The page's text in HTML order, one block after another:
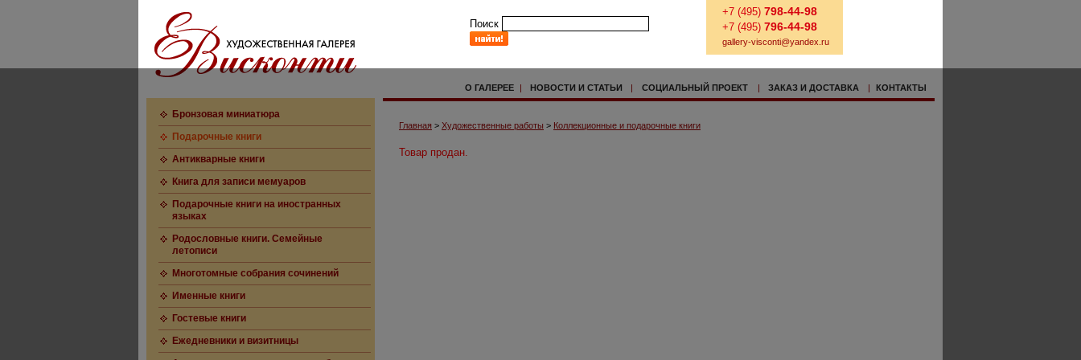
Поиск
+7 (495) 798-44-98
+7 (495) 796-44-98
gallery-visconti@yandex.ru
О ГАЛЕРЕЕ | НОВОСТИ И СТАТЬИ | СОЦИАЛЬНЫЙ ПРОЕКТ | ЗАКАЗ И ДОСТАВКА | КОНТАКТЫ
Бронзовая миниатюра
Подарочные книги
Антикварные книги
Книга для записи мемуаров
Подарочные книги на иностранных
языках
Родословные книги. Семейные
летописи
Многотомные собрания сочинений
Именные книги
Гостевые книги
Ежедневники и визитницы
Главная > Художественные работы > Коллекционные и подарочные книги
Товар продан.